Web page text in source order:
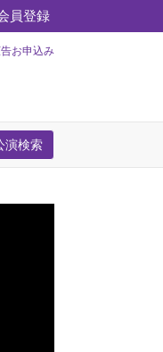
員登録
お申込み
演検索